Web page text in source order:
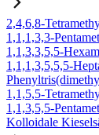
2,4,6,8-
1,1,1,3,3-
1,1,3,3,5,5-
1,1,1,3,5,5,5-
1,1,5,5-
1,1,3,5,5-
Kolloidale